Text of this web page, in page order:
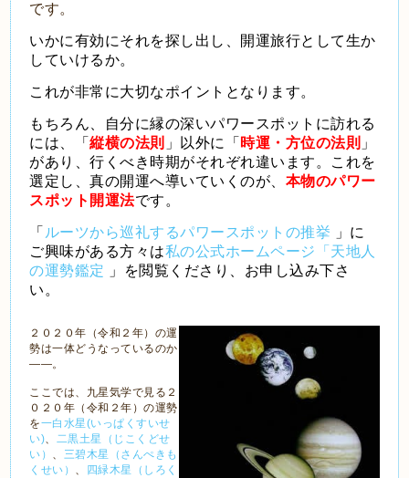
です。
いかに有効にそれを探し出し、開運旅行として生か
していけるか。
これが非常に大切なポイントとなります。
もちろん、自分に縁の深いパワースポットに訪れる
には、「縦横の法則 」以外に「 時運・方位の法則 」
があり、行くべき時期がそれぞれ違います。これを
選定し、真の開運へ導いていくのが、 本物のパワー
スポット開運法です。
「 ルーツから巡礼するパワースポットの推挙 」に
ご興味がある方々は私の公式ホームページ「天地人
の運勢鑑定
」を閲覧くださり、お申し込み下さ
い。
２０２０年（令和２年）の運
勢は一体どうなっているのか
――。
ここでは、九星気学で見る２
０２０年（令和２年）の運勢
を一白水星(いっぱくすいせ
い)、 二黒土星（じこくどせ
い） 、 三碧木星（さんぺきも
くせい） 、
四緑木星（しろく